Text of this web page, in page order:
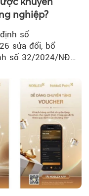
nghiệp?
số
sửa đổi, bổ
số 32/2024/NĐ-